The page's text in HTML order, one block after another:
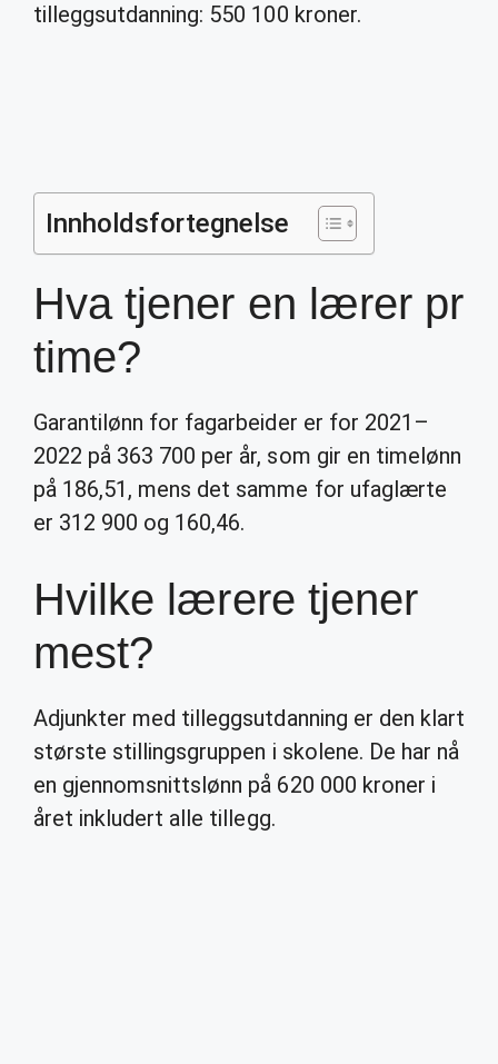
tilleggsutdanning: 550 100 kroner.
Innholdsfortegnelse
Hva tjener en lærer pr
time?
Garantilønn for fagarbeider er for 2021–
2022 på 363 700 per år, som gir en timelønn
på 186,51, mens det samme for ufaglærte
er 312 900 og 160,46.
Hvilke lærere tjener
mest?
Adjunkter med tilleggsutdanning er den klart
største stillingsgruppen i skolene. De har nå
en gjennomsnittslønn på 620 000 kroner i
året inkludert alle tillegg.